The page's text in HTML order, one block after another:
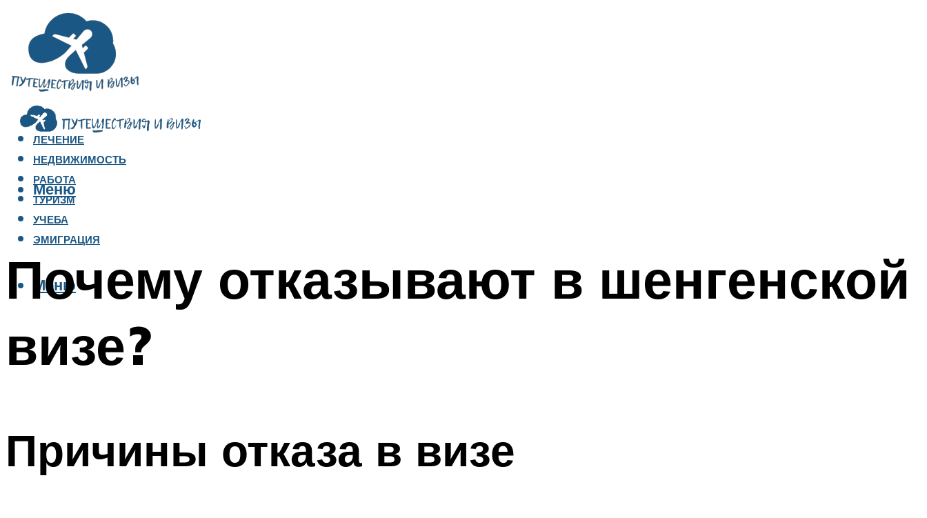
ЛЕЧЕНИЕ
НЕДВИЖИМОСТЬ
РАБОТА
ТУРИЗМ
УЧЕБА
ЭМИГРАЦИЯ
Меню
Меню
Почему отказывают в шенгенской
визе?
Причины отказа в визе